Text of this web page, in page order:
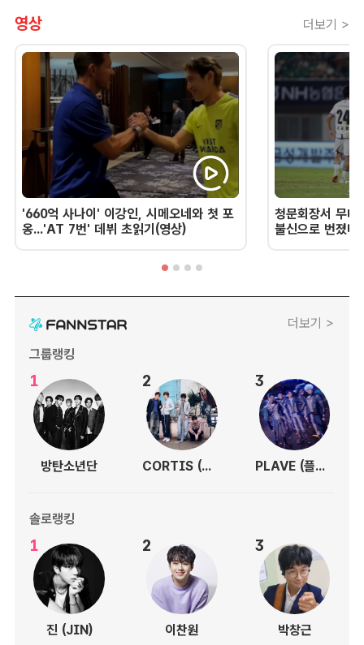
영상 더보기 >
'660억 사나이' 이강인, 시메오네와 첫 포
옹...'AT 7번' 데뷔 초읽기(영상)
청문회장서 무너
불신으로 번졌
더보기 >
그룹랭킹
1
방탄소년단
2
CORTIS (코르티스)
3
PLAVE (플레이브)
솔로랭킹
1
진 (JIN)
2
이찬원
3
박창근